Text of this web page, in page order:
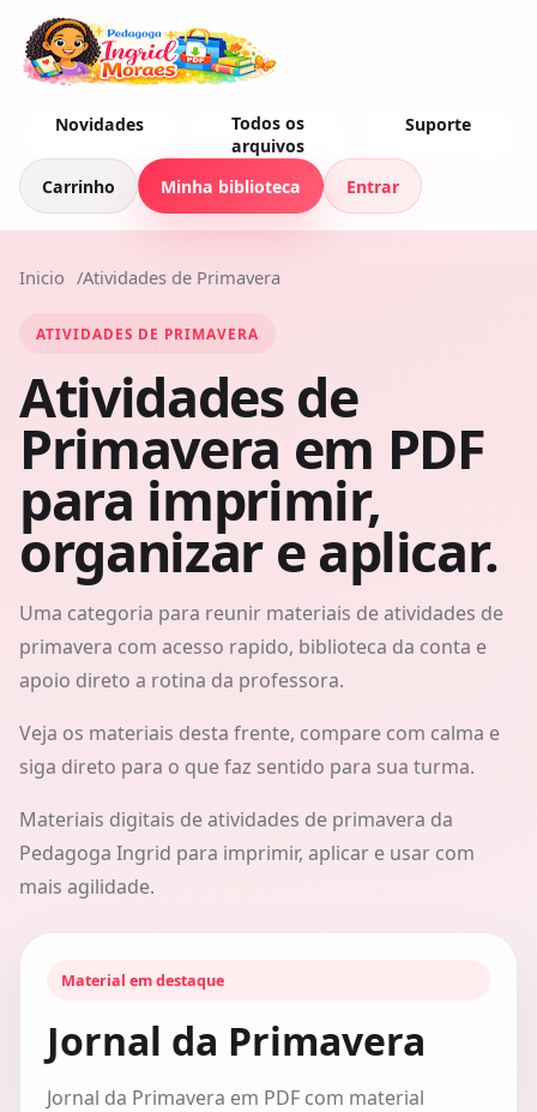
Novidades
Todos os
arquivos
Suporte
Carrinho Minha biblioteca Entrar
Inicio Atividades de Primavera
ATIVIDADES DE PRIMAVERA
Atividades de
Primavera em PDF
para imprimir,
organizar e aplicar.
Uma categoria para reunir materiais de atividades de
primavera com acesso rapido, biblioteca da conta e
apoio direto a rotina da professora.
Veja os materiais desta frente, compare com calma e
siga direto para o que faz sentido para sua turma.
Materiais digitais de atividades de primavera da
Pedagoga Ingrid para imprimir, aplicar e usar com
mais agilidade.
Material em destaque
Jornal da Primavera
Jornal da Primavera em PDF com material